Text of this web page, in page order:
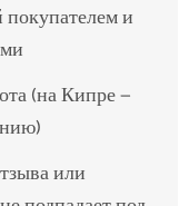
и
(на Кипре —
или